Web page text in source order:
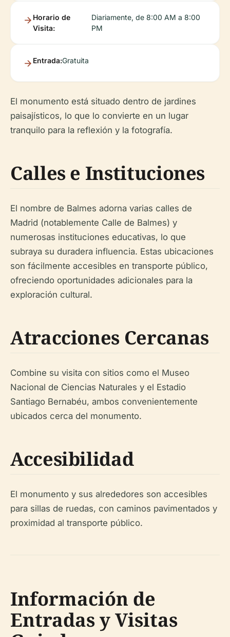
Horario de
Visita:
Diariamente, de 8:00 AM a 8:00
PM
Entrada:Gratuita
El monumento está situado dentro de jardines
paisajísticos, lo que lo convierte en un lugar
tranquilo para la reflexión y la fotografía.
Calles e Instituciones
El nombre de Balmes adorna varias calles de
Madrid (notablemente Calle de Balmes) y
numerosas instituciones educativas, lo que
subraya su duradera influencia. Estas ubicaciones
son fácilmente accesibles en transporte público,
ofreciendo oportunidades adicionales para la
exploración cultural.
Atracciones Cercanas
Combine su visita con sitios como el Museo
Nacional de Ciencias Naturales y el Estadio
Santiago Bernabéu, ambos convenientemente
ubicados cerca del monumento.
Accesibilidad
El monumento y sus alrededores son accesibles
para sillas de ruedas, con caminos pavimentados y
proximidad al transporte público.
Información de
Entradas y Visitas